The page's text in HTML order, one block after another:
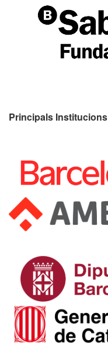
Principals Institucions